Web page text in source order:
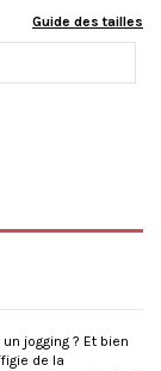
Guide des tailles
jogging ? Et bien
de la